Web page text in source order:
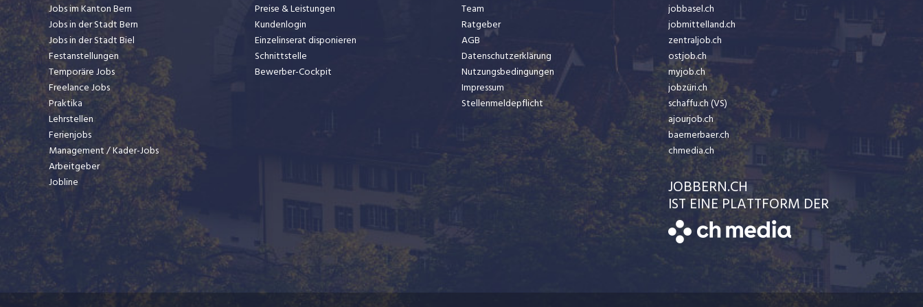
Jobs im Kanton Bern
Jobs in der Stadt Bern
Jobs in der Stadt Biel
Festanstellungen
Temporäre Jobs
Freelance Jobs
Praktika
Lehrstellen
Ferienjobs
Management / Kader-Jobs
Arbeitgeber
Jobline
Preise & Leistungen
Kundenlogin
Einzelinserat disponieren
Schnittstelle
Bewerber-Cockpit
Team
Ratgeber
AGB
Datenschutzerklärung
Nutzungsbedingungen
Impressum
Stellenmeldepflicht
jobbasel.ch
jobmittelland.ch
zentraljob.ch
ostjob.ch
myjob.ch
jobzüri.ch
schaffu.ch (VS)
ajourjob.ch
baernerbaer.ch
chmedia.ch
JOBBERN.CH
IST EINE PLATTFORM DER